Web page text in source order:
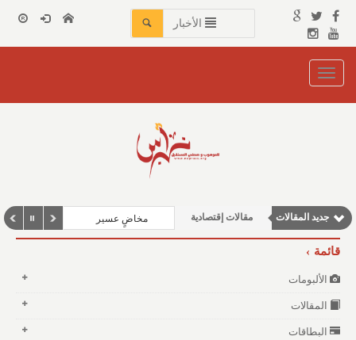
الأخبار
Toggle
navigation
جديد المقالات
نوافذ الثقافة و الأدب
مقالات إقتصادية
مقالات اجتماعية
مخاضٍ عسير
قائمة
الألبومات
المقالات
البطاقات